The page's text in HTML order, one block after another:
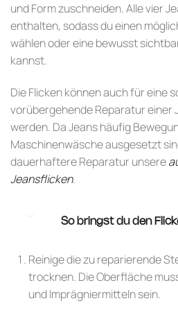
und Form zuschneiden. Alle vier
enthalten, sodass du einen
wählen oder eine bewusst
kannst.
Die Flicken können auch für eine
vorübergehende Reparatur einer
werden. Da Jeans häufig
Maschinenwäsche ausgesetzt
dauerhaftere Reparatur unsere
Jeansflicken.
So bringst du den
Reinige die zu reparierende
trocknen. Die Oberfläche
und Imprägniermitteln sein.